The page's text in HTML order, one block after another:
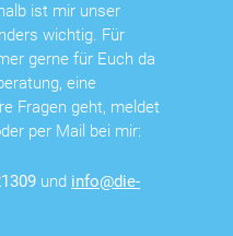
ist mir unser
wichtig. Für
gerne für Euch da
eine
Fragen geht, meldet
per Mail bei mir:
und info@die-